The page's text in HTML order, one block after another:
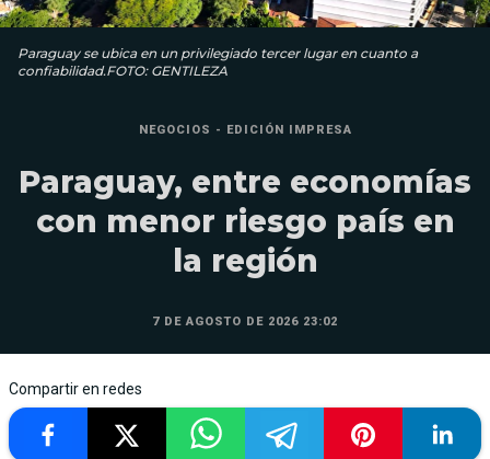
Paraguay se ubica en un privilegiado tercer lugar en cuanto a
confiabilidad.FOTO: GENTILEZA
NEGOCIOS - EDICIÓN IMPRESA
Paraguay, entre economías
con menor riesgo país en
la región
7 DE AGOSTO DE 2026 23:02
Compartir en redes